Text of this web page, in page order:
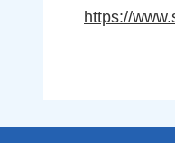
https://